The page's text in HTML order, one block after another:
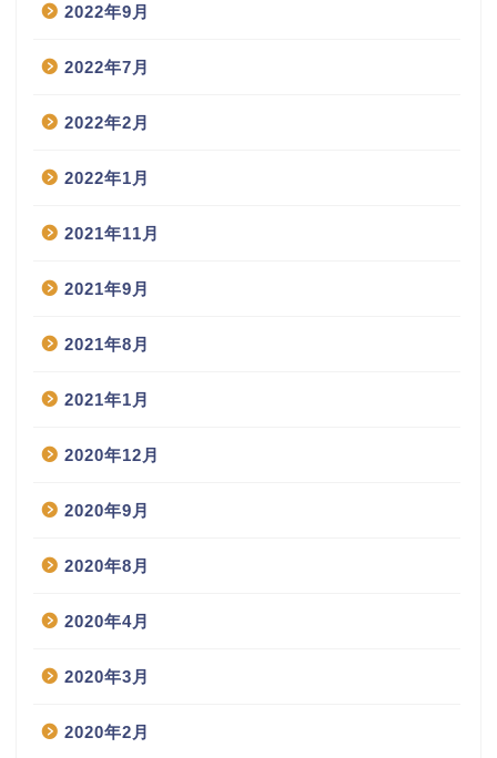
2022年9月
2022年7月
2022年2月
2022年1月
2021年11月
2021年9月
2021年8月
2021年1月
2020年12月
2020年9月
2020年8月
2020年4月
2020年3月
2020年2月